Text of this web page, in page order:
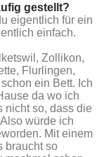
gestellt?
eigentlich für ein
einfach.
Zollikon,
Flurlingen,
ein Bett. Ich
da wo ich
nicht so, dass die
würde ich
Mit einem
braucht so